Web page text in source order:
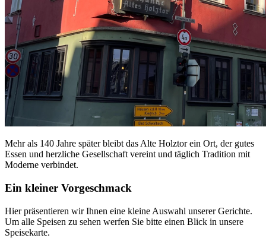
Mehr als 140 Jahre später bleibt das Alte Holztor ein Ort, der gutes
Essen und herzliche Gesellschaft vereint und täglich Tradition mit
Moderne verbindet.
Ein kleiner Vorgeschmack
Hier präsentieren wir Ihnen eine kleine Auswahl unserer Gerichte.
Um alle Speisen zu sehen werfen Sie bitte einen Blick in unsere
Speisekarte.